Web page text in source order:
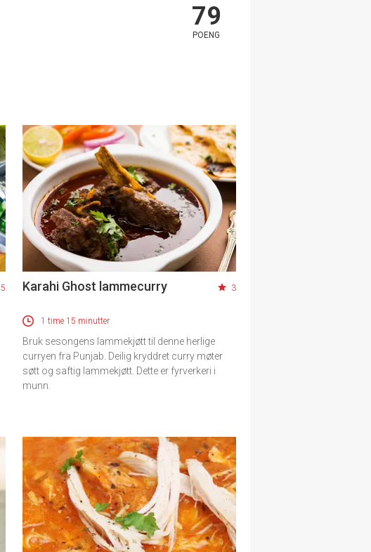
79
POENG
5 Karahi Ghost lammecurry 3
1 time 15 minutter
Bruk sesongens lammekjøtt til denne herlige
curryen fra Punjab. Deilig kryddret curry møter
søtt og saftig lammekjøtt. Dette er fyrverkeri i
munn.